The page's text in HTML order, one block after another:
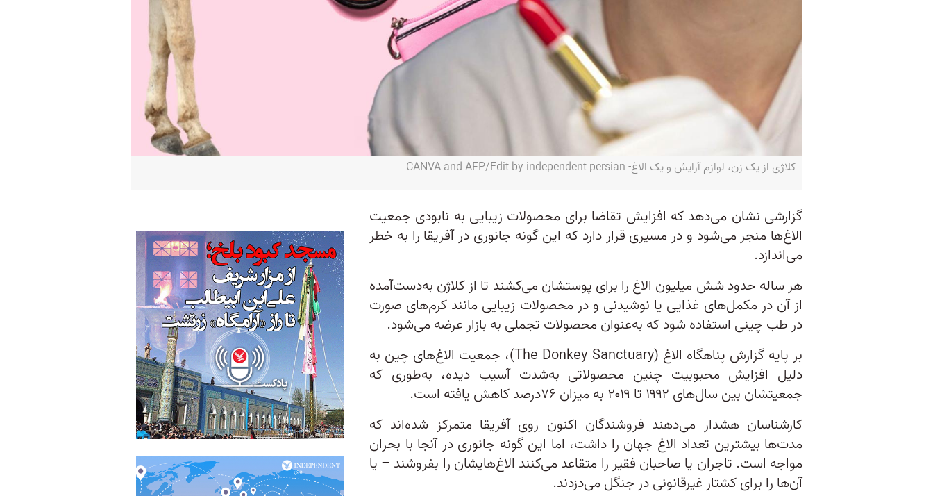
کلاژی از یک زن، لوازم آرایش و یک الاغ- CANVA and AFP/Edit by independent persian
گزارشی نشان می‌دهد که افزایش تقاضا برای محصولات زیبایی به نابودی جمعیت
الاغ‌ها منجر می‌شود و در مسیری قرار دارد که این گونه جانوری در آفریقا را به خطر
می‌اندازد.
هر ساله حدود شش میلیون الاغ را برای پوستشان می‌کشند تا از کلاژن به‌دست‌آمده
از آن در مکمل‌های غذایی یا نوشیدنی و در محصولات زیبایی مانند کرم‌های صورت
در طب چینی استفاده شود که به‌عنوان محصولات تجملی به بازار عرضه می‌شود.
بر پایه گزارش پناهگاه الاغ (The Donkey Sanctuary)، جمعیت الاغ‌های چین به
دلیل افزایش محبوبیت چنین محصولاتی به‌شدت آسیب دیده، به‌طوری که
جمعیتشان بین سال‌های ۱۹۹۲ تا ۲۰۱۹ به میزان ۷۶درصد کاهش یافته است.
کارشناسان هشدار می‌دهند فروشندگان اکنون روی آفریقا متمرکز شده‌اند که
مدت‌ها بیشترین تعداد الاغ جهان را داشت، اما این گونه جانوری در آنجا با بحران
مواجه است. تاجران یا صاحبان فقیر را متقاعد می‌کنند الاغ‌هایشان را بفروشند – یا
آن‌ها را برای کشتار غیرقانونی در جنگل می‌دزدند.